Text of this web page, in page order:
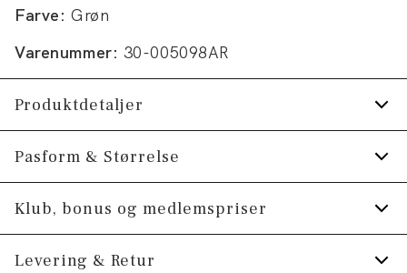
Farve: Grøn
Varenummer: 30-005098AR
Produktdetaljer
Bukserne har gylp med lynlås.
Der er to lommer, samt en møntlomme, foran
og to baglommer bagpå.
Lavet med Superflex, der giver ekstra
elasticitet og komfort.
Pasform & Størrelse
Fit:Relaxed loose fit
strammere over lår og ned ad benet
Klub, bonus og medlemspriser
Tilmeld dig Klub Tøjeksperten helt gratis.
Levering & Retur